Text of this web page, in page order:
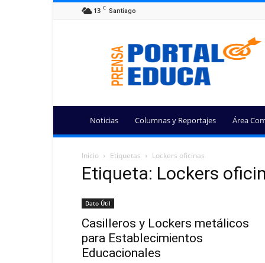
13 C Santiago
Portal
Educa
Noticias Columnas y Reportajes Área
Inicio Etiquetas Lockers oficinas
Etiqueta: Lockers
Dato Útil
Casilleros y Lockers metálicos
para Establecimientos
Educacionales